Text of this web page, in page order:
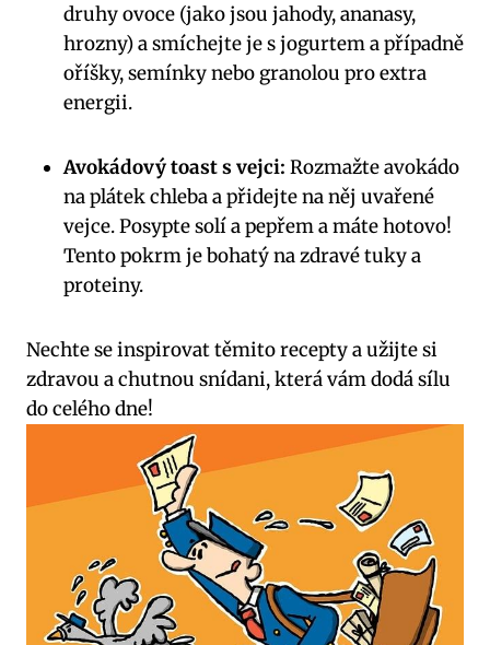
druhy ovoce (jako jsou jahody, ananasy,
hrozny) a smíchejte je s jogurtem a případně
oříšky, semínky nebo granolou pro extra
energii.
Avokádový toast s vejci: Rozmažte avokádo
na plátek chleba a přidejte na něj uvařené
vejce. Posypte solí a pepřem a máte hotovo!
Tento pokrm je bohatý na zdravé tuky a
proteiny.
Nechte se inspirovat těmito recepty a užijte si
zdravou a chutnou snídani, která vám dodá sílu
do celého dne!